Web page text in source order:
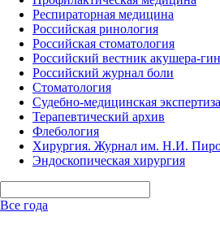
Респираторная медицина
Российская ринология
Российская стоматология
Российский вестник акушера-
Российский журнал боли
Стоматология
Судебно-медицинская экспертиза
Терапевтический архив
Флебология
Хирургия. Журнал им. Н.И.
Эндоскопическая хирургия
Все года